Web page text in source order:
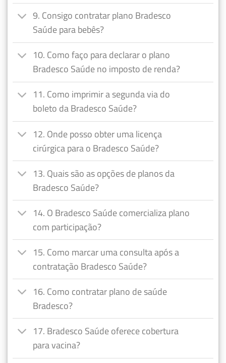
9. Consigo contratar plano Bradesco
Saúde para bebês?
10. Como faço para declarar o plano
Bradesco Saúde no imposto de renda?
11. Como imprimir a segunda via do
boleto da Bradesco Saúde?
12. Onde posso obter uma licença
cirúrgica para o Bradesco Saúde?
13. Quais são as opções de planos da
Bradesco Saúde?
14. O Bradesco Saúde comercializa plano
com participação?
15. Como marcar uma consulta após a
contratação Bradesco Saúde?
16. Como contratar plano de saúde
Bradesco?
17. Bradesco Saúde oferece cobertura
para vacina?